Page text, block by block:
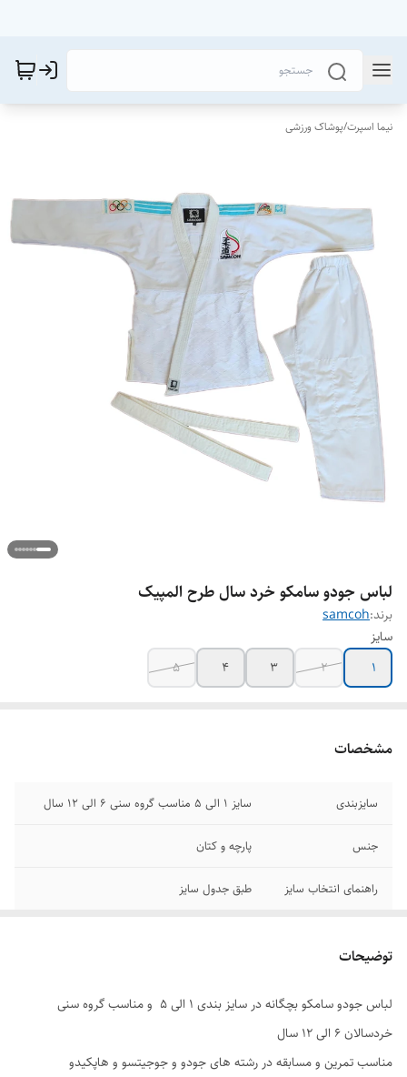
نیما اسپرت/پوشاک ورزشی
لباس جودو سامکو خرد سال طرح المپیک
برند:samcoh
سایز
1
2
3
4
5
مشخصات
سایزبندی سایز 1 الی 5 مناسب گروه سنی 6 الی 12 سال
جنس پارچه و کتان
راهنمای انتخاب سایز طبق جدول سایز
توضیحات
لباس جودو سامکو بچگانه در سایز بندی 1 الی 5 و مناسب گروه سنی
خردسالان 6 الی 12 سال
مناسب تمرین و مسابقه در رشته های جودو و جوجیتسو و هاپکیدو